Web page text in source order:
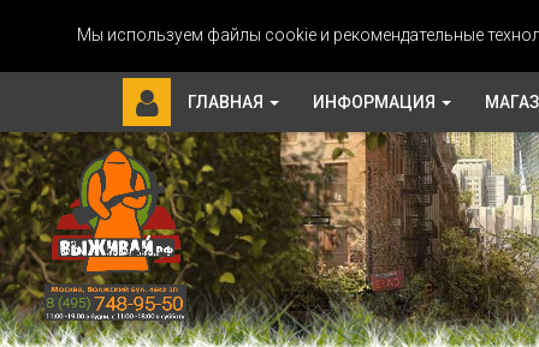
Мы используем файлы cookie и рекомендательные
ГЛАВНАЯ ИНФОРМАЦИЯ